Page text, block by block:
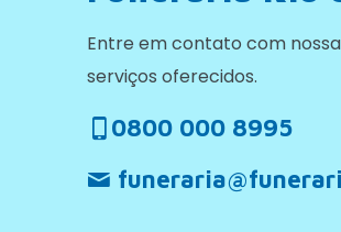
Entre em contato com
serviços oferecidos.
0800 000 8995